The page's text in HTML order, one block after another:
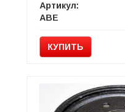
Артикул:
ABE
КУПИТЬ